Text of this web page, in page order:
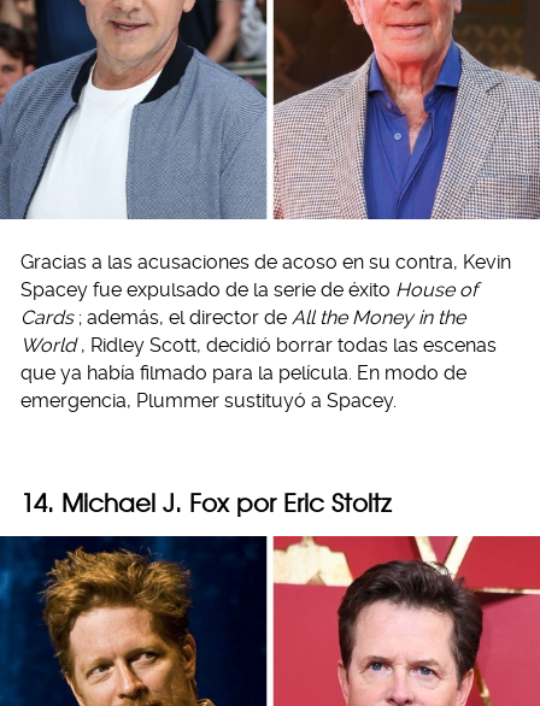
Gracias a las acusaciones de acoso en su contra, Kevin
Spacey fue expulsado de la serie de éxito House of
Cards ; además, el director de All the Money in the
World , Ridley Scott, decidió borrar todas las escenas
que ya había filmado para la película. En modo de
emergencia, Plummer sustituyó a Spacey.
14. Michael J. Fox por Eric Stoltz